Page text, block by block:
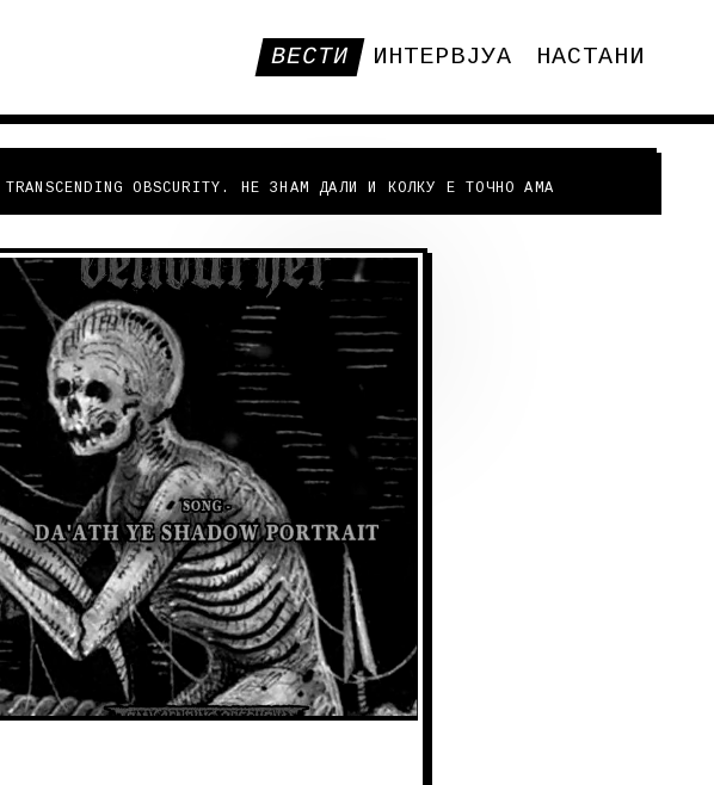
ВЕСТИ ИНТЕРВЈУА НАСТАНИ
OBSCURITY. НЕ ЗНАМ ДАЛИ И КОЛКУ Е ТОЧНО АМА